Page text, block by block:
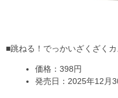
■跳ねる！でっかいざくざくカ
価格：398円
発売日：2025年12月